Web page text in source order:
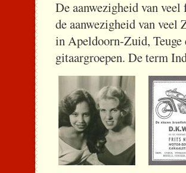
De aanwezigheid van
de aanwezigheid van
in Apeldoorn-Zuid, Teuge
gitaargroepen. De term